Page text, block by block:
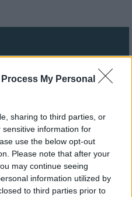
My Personal
sharing to third parties, or
information for
use the below opt-out
Please note that after your
may continue seeing
information utilized by
to third parties prior to